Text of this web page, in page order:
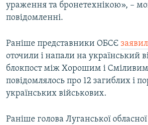
ураження та бронетехнікою», –
повідомленні.
Раніше представники ОБСЄ
оточили і напали на український
блокпост між Хорошим і
повідомлялось про 12 загиблих і
українських військових.
Раніше голова Луганської обласної